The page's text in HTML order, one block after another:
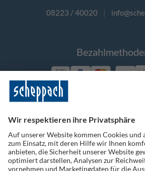
08223 / 40020 |
Folge uns auf Social